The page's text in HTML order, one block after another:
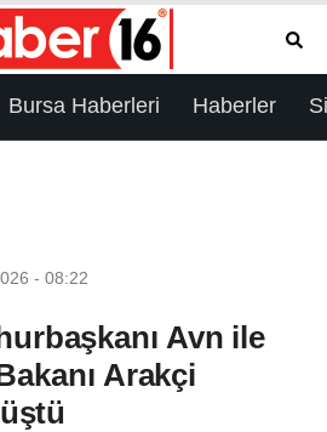
Bursa Haberleri Haberler
- 08:22
Avn ile
Arakçi